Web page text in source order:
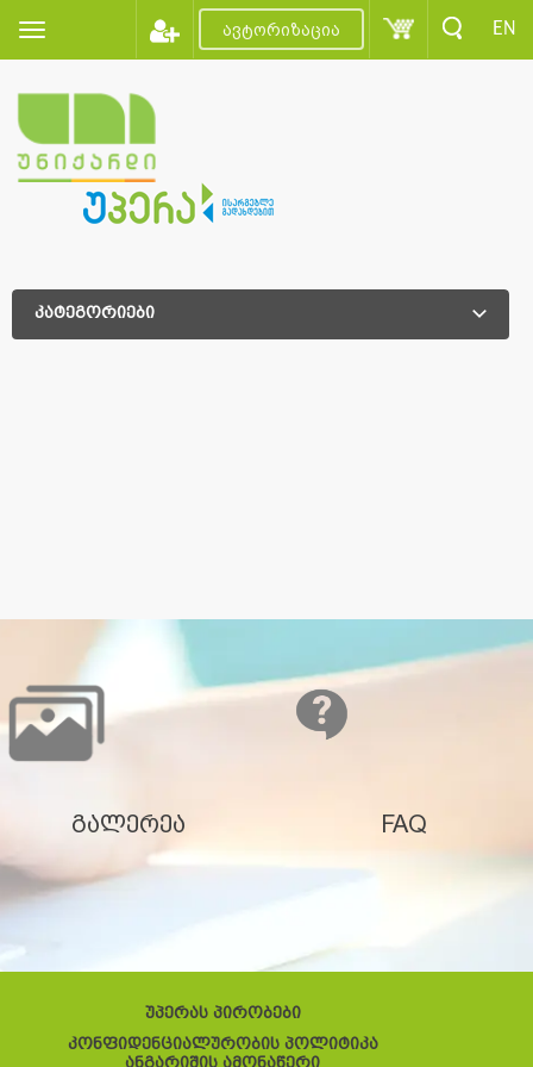
ავტორიზაცია EN
კატეგორიები
გალერეა FAQ
უპერას პირობები
კონფიდენციალურობის პოლიტიკა
ანგარიშის ამონაწერი